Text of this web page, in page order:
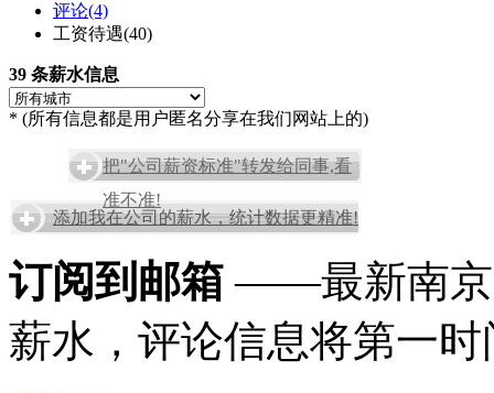
评论(4)
工资待遇(40)
39 条薪水信息
* (所有信息都是用户匿名分享在我们网站上的)
把"公司薪资标准"转发给同事,看
准不准!
添加我在公司的薪水，统计数据更精准!
订阅到邮箱 ——最新南京
薪水，评论信息将第一